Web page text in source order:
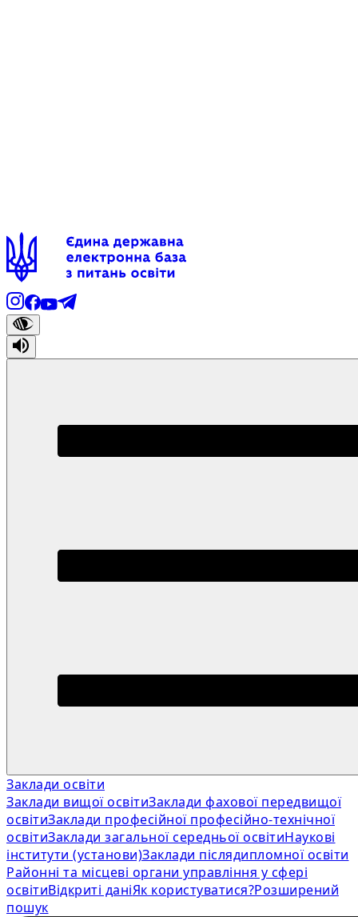
Заклади освіти
Заклади вищої освітиЗаклади фахової передвищої
освітиЗаклади професійної професійно-технічної
освітиЗаклади загальної середньої освітиНаукові
інститути (установи)Заклади післядипломної освіти
Районні та місцеві органи управління у сфері
освітиВідкриті даніЯк користуватися?Розширений
пошук